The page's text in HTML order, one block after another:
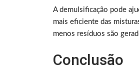
A demulsificação pode
mais eficiente das
menos resíduos são
Conclusão